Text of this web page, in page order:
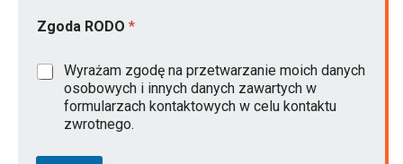
Zgoda RODO *
Wyrażam zgodę na przetwarzanie moich danych
osobowych i innych danych zawartych w
formularzach kontaktowych w celu kontaktu
zwrotnego.